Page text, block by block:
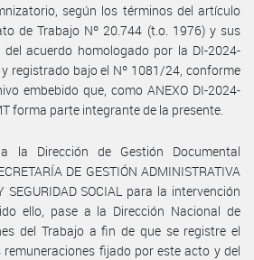
según los términos del artículo
de Trabajo Nº 20.744 (t.o. 1976) y sus
acuerdo homologado por la DI-2024-
registrado bajo el Nº 1081/24, conforme
embebido que, como ANEXO DI-2024-
forma parte integrante de la presente.
a la Dirección de Gestión Documental
DE GESTIÓN ADMINISTRATIVA
SEGURIDAD SOCIAL para la intervención
ello, pase a la Dirección Nacional de
del Trabajo a fin de que se registre el
fijado por este acto y del